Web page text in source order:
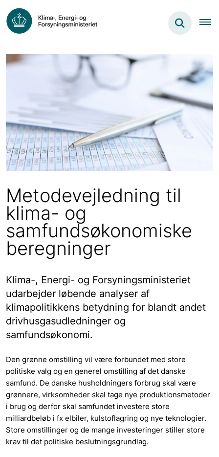
Metodevejledning til
klima- og
samfundsøkonomiske
beregninger
Klima-, Energi- og Forsyningsministeriet
udarbejder løbende analyser af
klimapolitikkens betydning for blandt andet
drivhusgasudledninger og
samfundsøkonomi.
Den grønne omstilling vil være forbundet med store
politiske valg og en generel omstilling af det danske
samfund. De danske husholdningers forbrug skal være
grønnere, virksomheder skal tage nye produktionsmetoder
i brug og derfor skal samfundet investere store
milliardbeløb i fx elbiler, kulstoflagring og nye teknologier.
Store omstillinger og de mange investeringer stiller store
krav til det politiske beslutningsgrundlag.